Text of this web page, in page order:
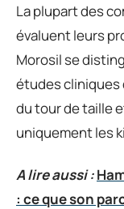
La plupart des
évaluent leurs
Morosil se
études cliniques
du tour de taille
uniquement les
A lire aussi :
: ce que son